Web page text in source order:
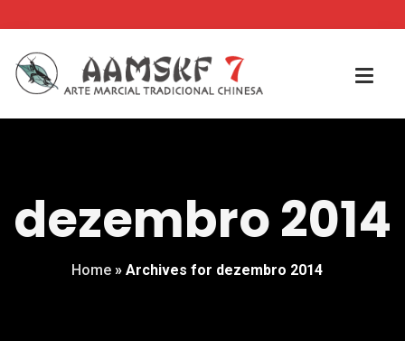
dezembro 2014
Home » Archives for dezembro 2014